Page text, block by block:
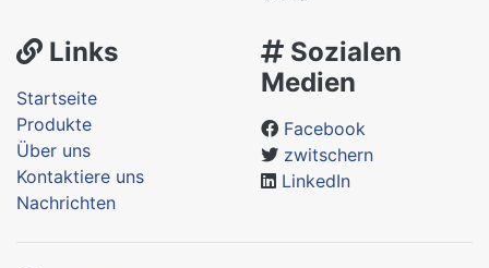
Links
Startseite
Produkte
Über uns
Kontaktiere uns
Nachrichten
Sozialen
Medien
Facebook
zwitschern
LinkedIn